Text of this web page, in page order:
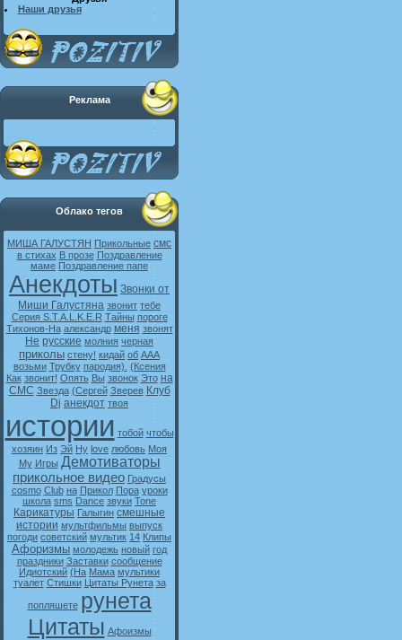
Наши друзья
Реклама
Облако тегов
МИША ГАЛУСТЯН Прикольные смс
в стихах В прозе Поздравление
маме Поздравление папе
Анекдоты Звонки от
Миши Галустяна звонит тебе
Серия S.T.A.L.K.E.R Тайны пороге
Тихонов-На александр меня звонят
Не русские молния черная
приколы стену! кидай об ААА
возьми Трубку пародия). (Ксения
Как звонит! Опять Вы звонок Это на
СМС Звезда (Сергей Зверев Клуб
Dj анекдот твоя
истории тобой чтобы
хозяин Из Эй Ну love любовь Моя
My Игры Демотиваторы
прикольное видео Градусы
cosmo Club на Прикол Пора уроки
школа sms Dance звуки Tone
Карикатуры Галыгин смешные
истории мультфильмы выпуск
погоди советский мультик 14 Клипы
Афоризмы молодежь новый год
праздники Заставки сообщение
Идиотский (На Мама мультики
туалет Стишки Цитаты Рунета за
попляшете рунета
Цитаты Афоизмы